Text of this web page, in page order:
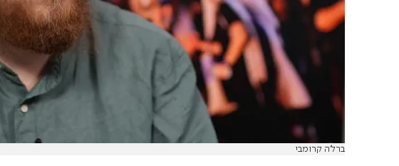
ברל'ה קרומבי